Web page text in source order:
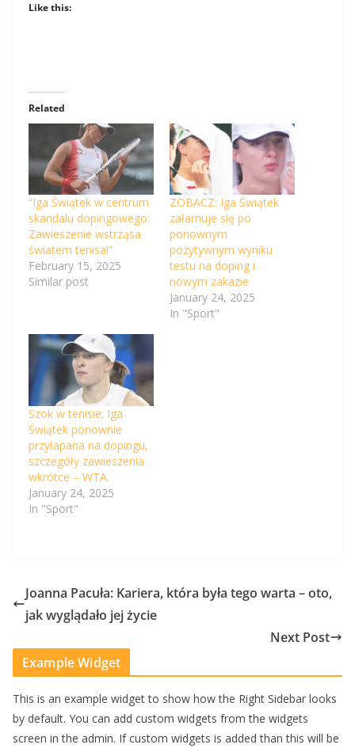
Like this:
Related
“Iga Świątek w centrum
skandalu dopingowego:
Zawieszenie wstrząsa
światem tenisa!”
February 15, 2025
Similar post
ZOBACZ: Iga Świątek
załamuje się po
ponownym
pozytywnym wyniku
testu na doping i
nowym zakazie
January 24, 2025
In "Sport"
Szok w tenisie: Iga
Świątek ponownie
przyłapana na dopingu,
szczegóły zawieszenia
wkrótce – WTA.
January 24, 2025
In "Sport"
Joanna Pacuła: Kariera, która była tego warta – oto,
jak wyglądało jej życie
Next Post
Example Widget
This is an example widget to show how the Right Sidebar looks
by default. You can add custom widgets from the widgets
screen in the admin. If custom widgets is added than this will be